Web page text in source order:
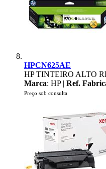
HPCN625AE
HP TINTEIRO ALTO
Marca: HP | Ref.
Preço sob consulta